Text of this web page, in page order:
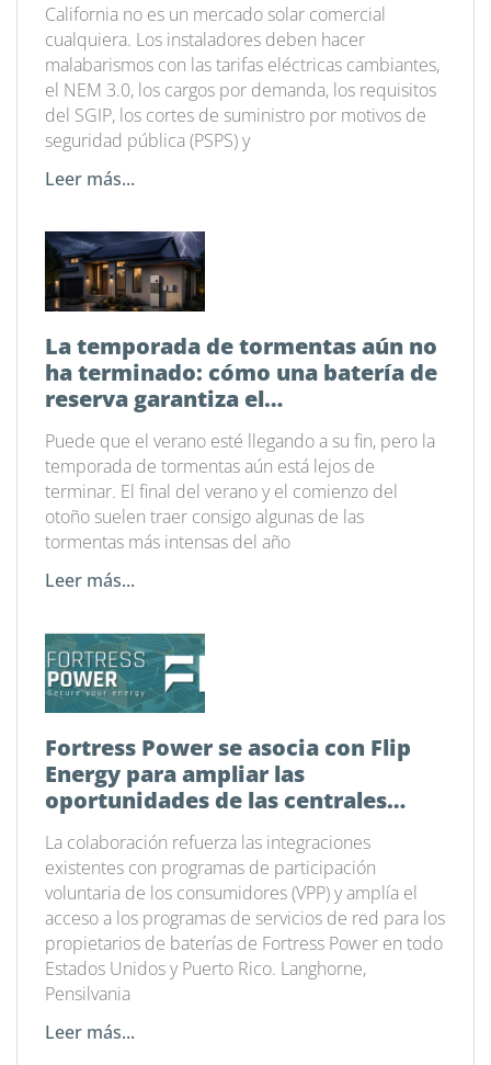
California no es un mercado solar comercial
cualquiera. Los instaladores deben hacer
malabarismos con las tarifas eléctricas cambiantes,
el NEM 3.0, los cargos por demanda, los requisitos
del SGIP, los cortes de suministro por motivos de
seguridad pública (PSPS) y
Leer más...
La temporada de tormentas aún no
ha terminado: cómo una batería de
reserva garantiza el
Puede que el verano esté llegando a su fin, pero la
temporada de tormentas aún está lejos de
terminar. El final del verano y el comienzo del
otoño suelen traer consigo algunas de las
tormentas más intensas del año
Leer más...
Fortress Power se asocia con Flip
Energy para ampliar las
oportunidades de las centrales
La colaboración refuerza las integraciones
existentes con programas de participación
voluntaria de los consumidores (VPP) y amplía el
acceso a los programas de servicios de red para los
propietarios de baterías de Fortress Power en todo
Estados Unidos y Puerto Rico. Langhorne,
Pensilvania
Leer más...